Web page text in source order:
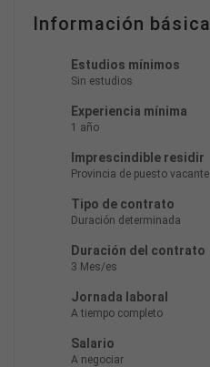
Información básica
Estudios mínimos
Sin estudios
Experiencia mínima
1 año
Imprescindible residir
Provincia de puesto vacante
Tipo de contrato
Duración determinada
Duración del contrato
3 Mes/es
Jornada laboral
A tiempo completo
Salario
A negociar